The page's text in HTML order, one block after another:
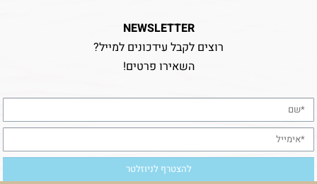
NEWSLETTER
רוצים לקבל עידכונים למייל?
השאירו פרטים!